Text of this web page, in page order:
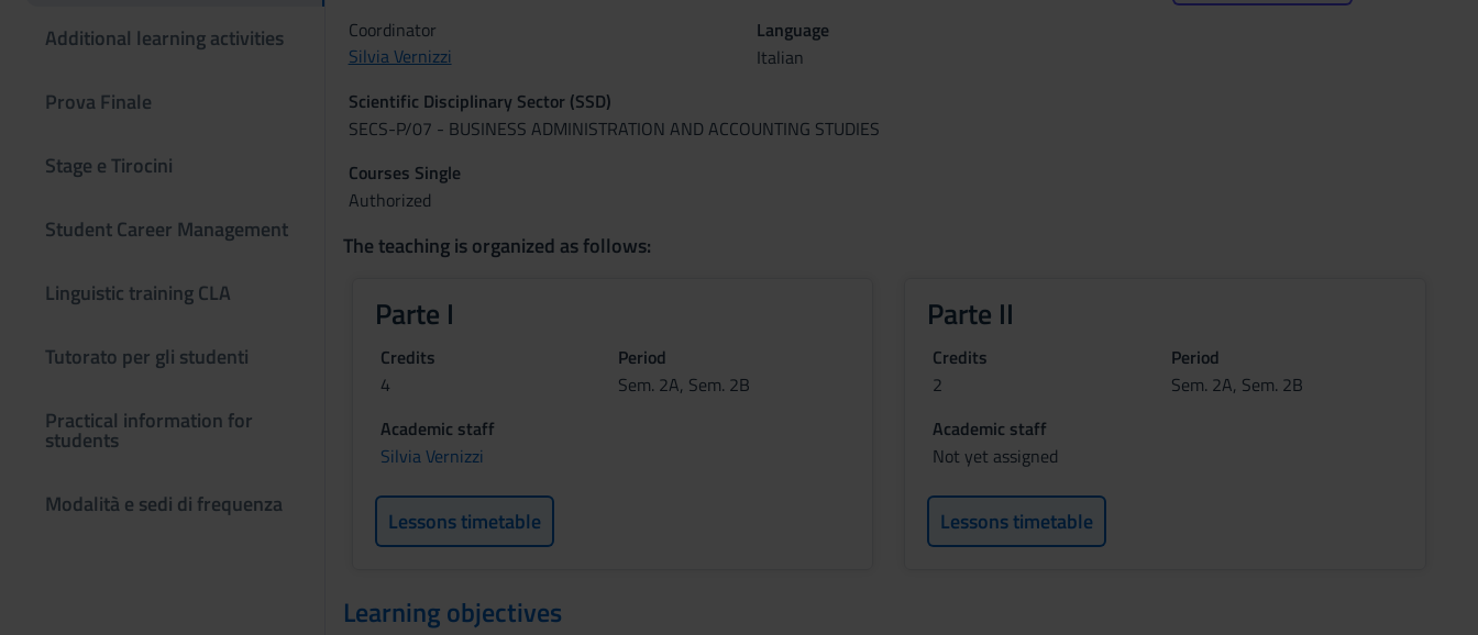
Additional learning activities
Prova Finale
Stage e Tirocini
Student Career Management
Linguistic training CLA
Tutorato per gli studenti
Practical information for
students
Modalità e sedi di frequenza
Coordinator
Silvia Vernizzi
Language
Italian
Scientific Disciplinary Sector (SSD)
SECS-P/07 - BUSINESS ADMINISTRATION AND ACCOUNTING STUDIES
Courses Single
Authorized
The teaching is organized as follows:
Parte I
Credits
4
Period
Sem. 2A, Sem. 2B
Academic staff
Silvia Vernizzi
Lessons timetable
Parte II
Credits
2
Period
Sem. 2A, Sem. 2B
Academic staff
Not yet assigned
Lessons timetable
Learning objectives